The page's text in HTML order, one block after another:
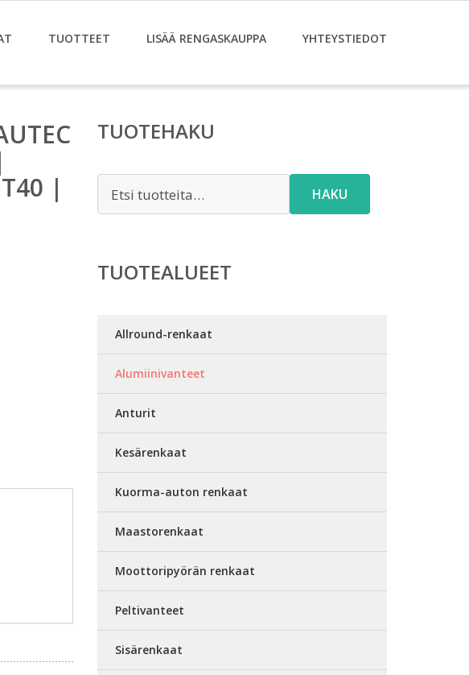
TUOTTEET LISÄÄ RENGASKAUPPA YHTEYSTIEDOT
|
TUOTEHAKU
HAKU
TUOTEALUEET
Allround-renkaat
Alumiinivanteet
Anturit
Kesärenkaat
Kuorma-auton renkaat
Maastorenkaat
Moottoripyörän renkaat
Peltivanteet
Sisärenkaat